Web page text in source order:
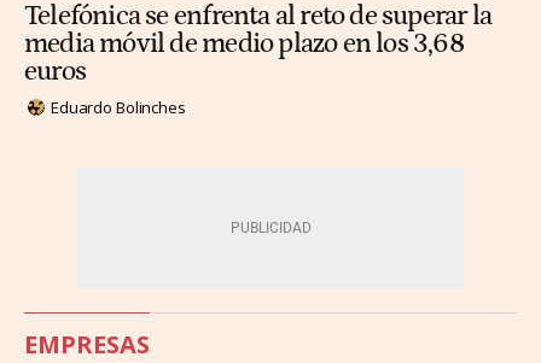
Telefónica se enfrenta al reto de superar la
media móvil de medio plazo en los 3,68
euros
Eduardo Bolinches
EMPRESAS